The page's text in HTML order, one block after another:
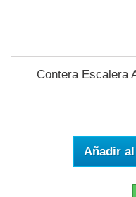
Contera Escalera
Añadir